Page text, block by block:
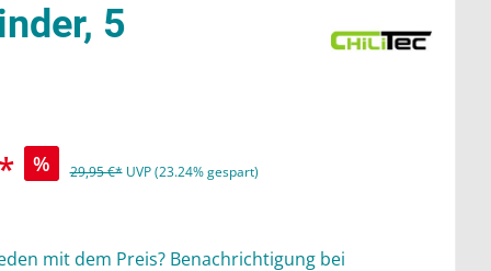
5
% 29,95 €* UVP (23.24% gespart)
mit dem Preis? Benachrichtigung bei